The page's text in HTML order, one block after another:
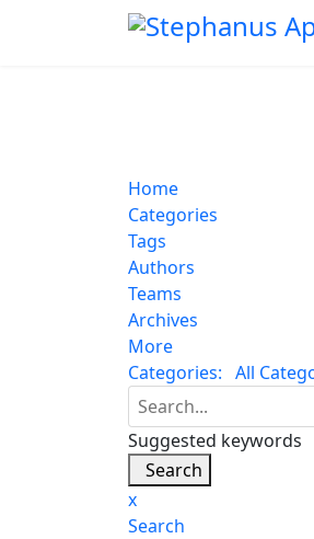
Home
Categories
Tags
Authors
Teams
Archives
More
Categories: All
Suggested keywords
Search
x
Search